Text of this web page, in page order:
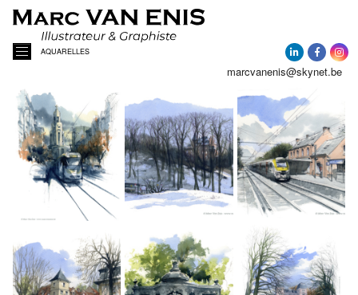
AQUARELLES
A PROPOS
ACTUALITÉ
PORTRAITS DE MAISONS
marcvanenis@skynet.be